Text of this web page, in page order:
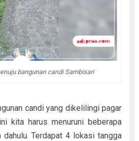
bangunan candi Sambisari
candi yang dikelilingi pagar
kita harus menuruni beberapa
Terdapat 4 lokasi tangga